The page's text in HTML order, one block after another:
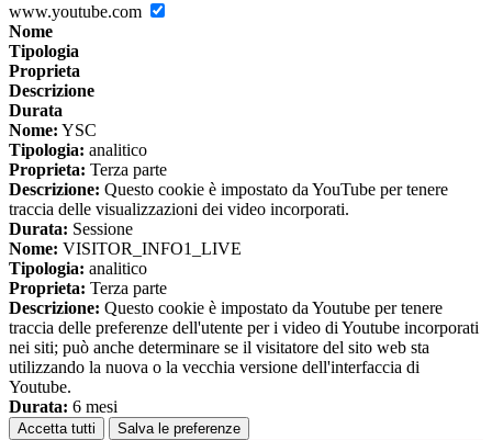
www.youtube.com
Nome
Tipologia
Proprieta
Descrizione
Durata
Nome: YSC
Tipologia: analitico
Proprieta: Terza parte
Descrizione: Questo cookie è impostato da YouTube per tenere
traccia delle visualizzazioni dei video incorporati.
Durata: Sessione
Nome: VISITOR_INFO1_LIVE
Tipologia: analitico
Proprieta: Terza parte
Descrizione: Questo cookie è impostato da Youtube per tenere
traccia delle preferenze dell'utente per i video di Youtube incorporati
nei siti; può anche determinare se il visitatore del sito web sta
utilizzando la nuova o la vecchia versione dell'interfaccia di
Youtube.
Durata: 6 mesi
Accetta tutti Salva le preferenze